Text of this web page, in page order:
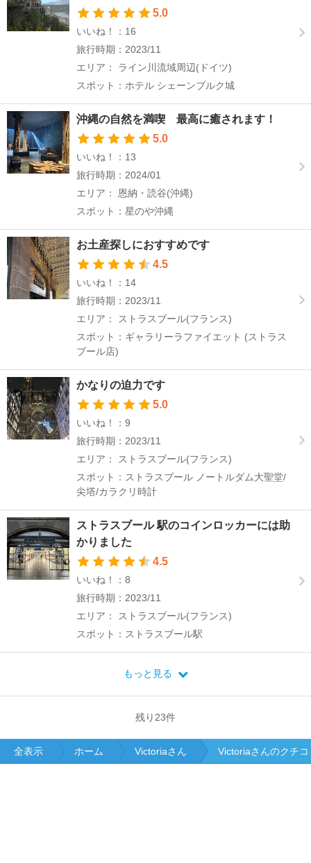
5.0
いいね！：16
旅行時期：2023/11
エリア： ライン川流域周辺(ドイツ)
スポット：ホテル シェーンブルク城
沖縄の自然を満喫 最高に癒されます！
5.0
いいね！：13
旅行時期：2024/01
エリア： 恩納・読谷(沖縄)
スポット：星のや沖縄
お土産探しにおすすめです
4.5
いいね！：14
旅行時期：2023/11
エリア： ストラスブール(フランス)
スポット：ギャラリーラファイエット (ストラス
ブール店)
かなりの迫力です
5.0
いいね！：9
旅行時期：2023/11
エリア： ストラスブール(フランス)
スポット：ストラスブール ノートルダム大聖堂/
尖塔/カラクリ時計
ストラスブール 駅のコインロッカーには助
かりました
4.5
いいね！：8
旅行時期：2023/11
エリア： ストラスブール(フランス)
スポット：ストラスブール駅
もっと見る
残り23件
全表示 ホーム Victoriaさん Victoriaさんのクチ